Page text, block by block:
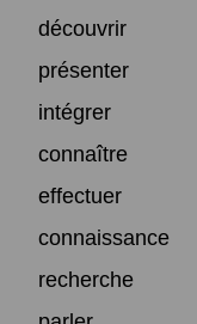
découvrir
présenter
intégrer
connaître
effectuer
connaissance
recherche